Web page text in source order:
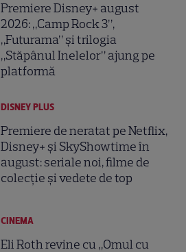
Premiere Disney+ august
2026: „Camp Rock 3”,
„Futurama” și trilogia
„Stăpânul Inelelor” ajung pe
platformă
DISNEY PLUS
Premiere de neratat pe Netflix,
Disney+ și SkyShowtime în
august: seriale noi, filme de
colecție și vedete de top
CINEMA
Eli Roth revine cu „Omul cu